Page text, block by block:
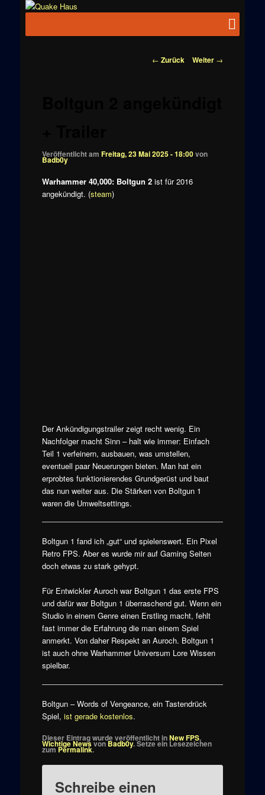
News zu
Beitragsnavigation
← Zurück Weiter →
Veröffentlicht am Freitag, 23 Mai 2025 - 18:00von
Badb0y
Warhammer 40,000: Boltgun 2ist für 2016
angekündigt. (steam)
Der Ankündigungstrailer zeigt recht wenig. Ein
Nachfolger macht Sinn – halt wie immer: Einfach
Teil 1 verfeinern, ausbauen, was umstellen,
eventuell paar Neuerungen bieten. Man hat ein
erprobtes funktionierendes Grundgerüst und baut
das nun weiter aus. Die Stärken von Boltgun 1
waren die Umweltsettings.
Boltgun 1 fand ich „gut“ und spielenswert. Ein Pixel
Retro FPS. Aber es wurde mir auf Gaming Seiten
doch etwas zu stark gehypt.
Für Entwickler Auroch war Boltgun 1 das erste FPS
und dafür war Boltgun 1 überraschend gut. Wenn ein
Studio in einem Genre einen Erstling macht, fehlt
fast immer die Erfahrung die man einem Spiel
anmerkt. Von daher Respekt an Auroch. Boltgun 1
ist auch ohne Warhammer Universum Lore Wissen
spielbar.
Boltgun – Words of Vengeance, ein Tastendrück
Spiel, ist gerade kostenlos.
Dieser Eintrag wurde veröffentlicht inNew FPS,
Wichtige NewsvonBadb0y. Setze ein Lesezeichen
zumPermalink.
Schreibe einen